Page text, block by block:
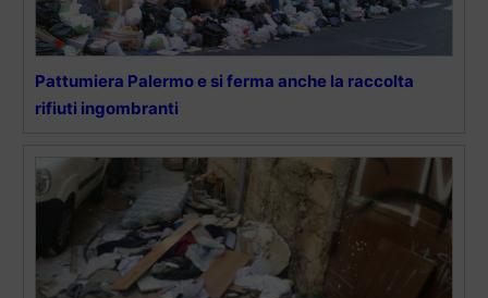
Pattumiera Palermo e si ferma anche la raccolta
rifiuti ingombranti